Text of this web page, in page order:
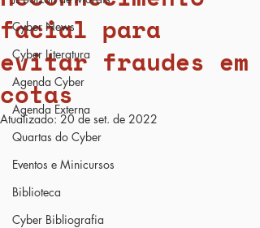
Cyber News
Cyber Literatura
Agenda Cyber
Agenda Externa
Quartas do Cyber
Eventos e Minicursos
Biblioteca
Cyber Bibliografia
facial para
evitar fraudes em
cotas
Atualizado:20 de set. de 2022